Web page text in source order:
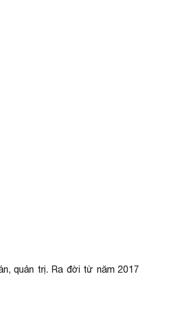
quản trị. Ra đời từ năm 2017